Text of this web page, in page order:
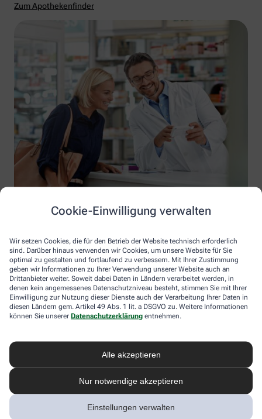
Cookie-Einwilligung verwalten
Wir setzen Cookies, die für den Betrieb der Website technisch erforderlich
sind. Darüber hinaus verwenden wir Cookies, um unsere Website für Sie
optimal zu gestalten und fortlaufend zu verbessern. Mit Ihrer Zustimmung
geben wir Informationen zu Ihrer Verwendung unserer Website auch an
Drittanbieter weiter. Soweit dabei Daten in Ländern verarbeitet werden, in
denen kein angemessenes Datenschutzniveau besteht, stimmen Sie mit Ihrer
Einwilligung zur Nutzung dieser Dienste auch der Verarbeitung Ihrer Daten in
diesen Ländern gem. Artikel 49 Abs. 1 lit. a DSGVO zu. Weitere Informationen
können Sie unserer Datenschutzerklärung entnehmen.
Alle akzeptieren
Nur notwendige akzeptieren
Einstellungen verwalten
Zum Apothekenfinder
Information der Hof Apotheke e.K.
Hof Apotheke e.K.
67071 Ludwigshafen
Kontaktieren Sie uns direkt.